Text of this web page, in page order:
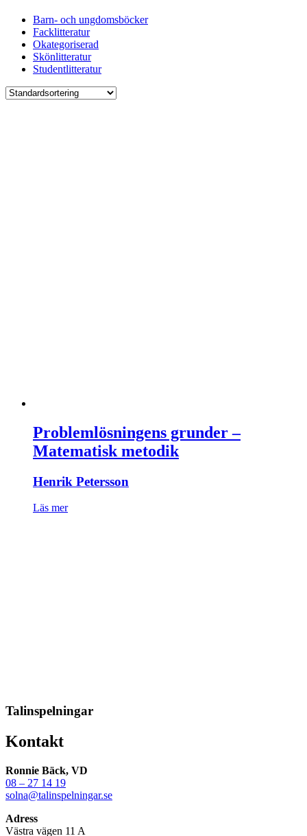
Barn- och ungdomsböcker
Facklitteratur
Okategoriserad
Skönlitteratur
Studentlitteratur
Problemlösningens grunder –
Matematisk metodik
Henrik Petersson
Läs mer
Talinspelningar
Kontakt
Ronnie Bäck, VD
08 – 27 14 19
solna@talinspelningar.se
Adress
Västra vägen 11 A